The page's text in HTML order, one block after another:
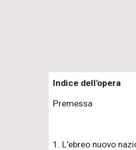
Indice dell'opera
Premessa
1. L’ebreo nuovo